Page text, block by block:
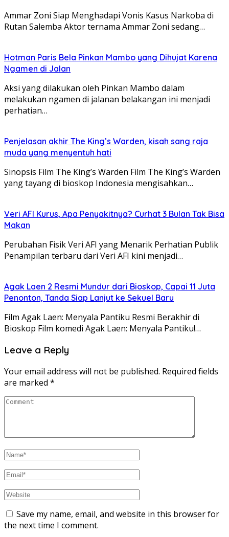
Ammar Zoni Siap Menghadapi Vonis Kasus Narkoba di
Rutan Salemba Aktor ternama Ammar Zoni sedang…
Hotman Paris Bela Pinkan Mambo yang Dihujat Karena
Ngamen di Jalan
Aksi yang dilakukan oleh Pinkan Mambo dalam
melakukan ngamen di jalanan belakangan ini menjadi
perhatian…
Penjelasan akhir The King’s Warden, kisah sang raja
muda yang menyentuh hati
Sinopsis Film The King’s Warden Film The King’s Warden
yang tayang di bioskop Indonesia mengisahkan…
Veri AFI Kurus, Apa Penyakitnya? Curhat 3 Bulan Tak Bisa
Makan
Perubahan Fisik Veri AFI yang Menarik Perhatian Publik
Penampilan terbaru dari Veri AFI kini menjadi…
Agak Laen 2 Resmi Mundur dari Bioskop, Capai 11 Juta
Penonton, Tanda Siap Lanjut ke Sekuel Baru
Film Agak Laen: Menyala Pantiku Resmi Berakhir di
Bioskop Film komedi Agak Laen: Menyala Pantiku!…
Leave a Reply
Your email address will not be published. Required fields
are marked *
Save my name, email, and website in this browser for
the next time I comment.